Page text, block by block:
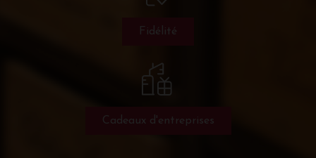
Fidélité
Cadeaux d'entreprises